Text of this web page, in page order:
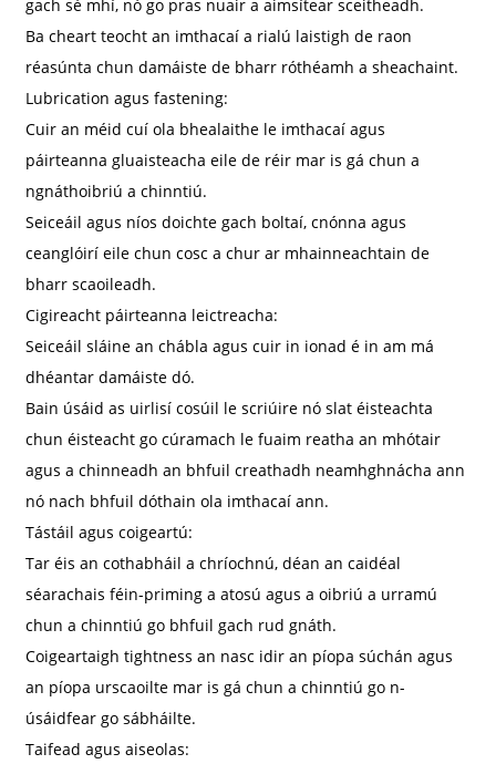
gach sé mhí, nó go pras nuair a aimsítear sceitheadh.
Ba cheart teocht an imthacaí a rialú laistigh de raon
réasúnta chun damáiste de bharr róthéamh a sheachaint.
Lubrication agus fastening:
Cuir an méid cuí ola bhealaithe le imthacaí agus
páirteanna gluaisteacha eile de réir mar is gá chun a
ngnáthoibriú a chinntiú.
Seiceáil agus níos doichte gach boltaí, cnónna agus
ceanglóirí eile chun cosc ​​a chur ar mhainneachtain de
bharr scaoileadh.
Cigireacht páirteanna leictreacha:
Seiceáil sláine an chábla agus cuir in ionad é in am má
dhéantar damáiste dó.
Bain úsáid as uirlisí cosúil le scriúire nó slat éisteachta
chun éisteacht go cúramach le fuaim reatha an mhótair
agus a chinneadh an bhfuil creathadh neamhghnácha ann
nó nach bhfuil dóthain ola imthacaí ann.
Tástáil agus coigeartú:
Tar éis an cothabháil a chríochnú, déan an caidéal
séarachais féin-priming a atosú agus a oibriú a urramú
chun a chinntiú go bhfuil gach rud gnáth.
Coigeartaigh tightness an nasc idir an píopa súchán agus
an píopa urscaoilte mar is gá chun a chinntiú go n-
úsáidfear go sábháilte.
Taifead agus aiseolas: